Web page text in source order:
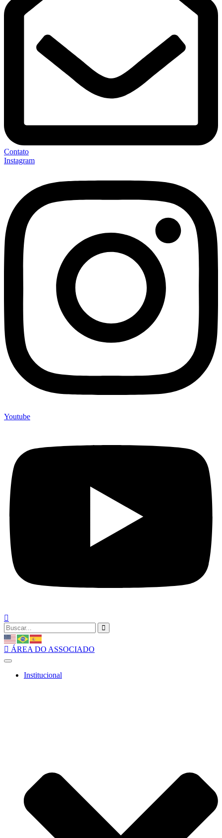
Contato
Instagram
Youtube
ÁREA DO ASSOCIADO
Institucional